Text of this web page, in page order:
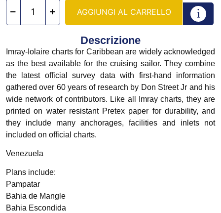
AGGIUNGI AL CARRELLO
Descrizione
Imray-Iolaire charts for Caribbean are widely acknowledged
as the best available for the cruising sailor. They combine
the latest official survey data with first-hand information
gathered over 60 years of research by Don Street Jr and his
wide network of contributors. Like all Imray charts, they are
printed on water resistant Pretex paper for durability, and
they include many anchorages, facilities and inlets not
included on official charts.
Venezuela
Plans include:
Pampatar
Bahia de Mangle
Bahia Escondida